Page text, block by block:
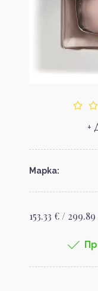
+
Марка:
153.33 € /